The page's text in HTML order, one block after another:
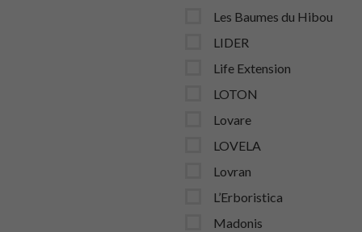
Les Baumes du Hibou
LIDER
Life Extension
LOTON
Lovare
LOVELA
Lovran
L’Erboristica
Madonis